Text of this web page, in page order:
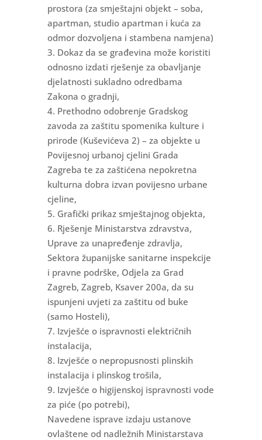
prostora (za smještajni objekt – soba,
apartman, studio apartman i kuća za
odmor dozvoljena i stambena namjena)
3. Dokaz da se građevina može koristiti
odnosno izdati rješenje za obavljanje
djelatnosti sukladno odredbama
Zakona o gradnji,
4. Prethodno odobrenje Gradskog
zavoda za zaštitu spomenika kulture i
prirode (Kuševićeva 2) – za objekte u
Povijesnoj urbanoj cjelini Grada
Zagreba te za zaštićena nepokretna
kulturna dobra izvan povijesno urbane
cjeline,
5. Grafički prikaz smještajnog objekta,
6. Rješenje Ministarstva zdravstva,
Uprave za unapređenje zdravlja,
Sektora županijske sanitarne inspekcije
i pravne podrške, Odjela za Grad
Zagreb, Zagreb, Ksaver 200a, da su
ispunjeni uvjeti za zaštitu od buke
(samo Hosteli),
7. Izvješće o ispravnosti električnih
instalacija,
8. Izvješće o nepropusnosti plinskih
instalacija i plinskog trošila,
9. Izvješće o higijenskoj ispravnosti vode
za piće (po potrebi),
Navedene isprave izdaju ustanove
ovlaštene od nadležnih Ministarstava